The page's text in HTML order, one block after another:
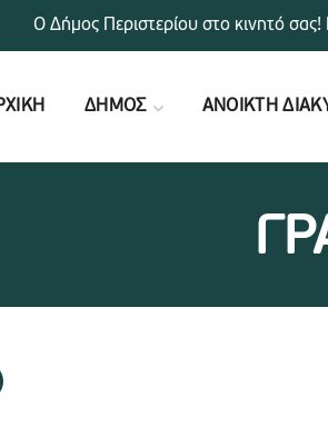
ΔΗΜΟΣ ΑΝΟΙΚΤΗ
Ο Δήμος Περιστερίου στο κινητό